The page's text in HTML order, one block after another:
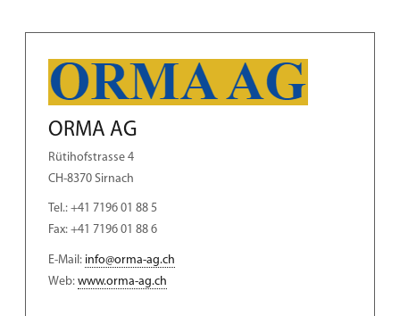
ORMA AG
Rütihofstrasse 4
CH-8370 Sirnach
Tel.: +41 7196 01 88 5
Fax: +41 7196 01 88 6
E-Mail: info@orma-ag.ch
Web:www.orma-ag.ch